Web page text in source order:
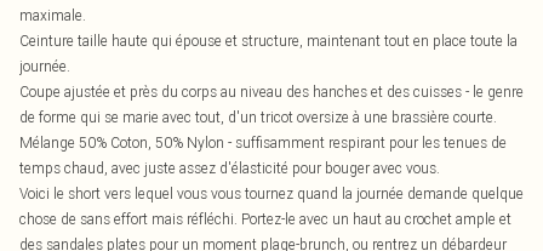
maximale.
Ceinture taille haute qui épouse et structure, maintenant tout en place toute la
journée.
Coupe ajustée et près du corps au niveau des hanches et des cuisses - le genre
de forme qui se marie avec tout, d'un tricot oversize à une brassière courte.
Mélange 50% Coton, 50% Nylon - suffisamment respirant pour les tenues de
temps chaud, avec juste assez d'élasticité pour bouger avec vous.
Voici le short vers lequel vous vous tournez quand la journée demande quelque
chose de sans effort mais réfléchi. Portez-le avec un haut au crochet ample et
des sandales plates pour un moment plage-brunch, ou rentrez un débardeur